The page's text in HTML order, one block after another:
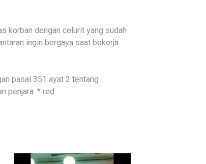
korban dengan celurit yang sudah
ingin bergaya saat bekerja
pasal 351 ayat 2 tentang
penjara .* red